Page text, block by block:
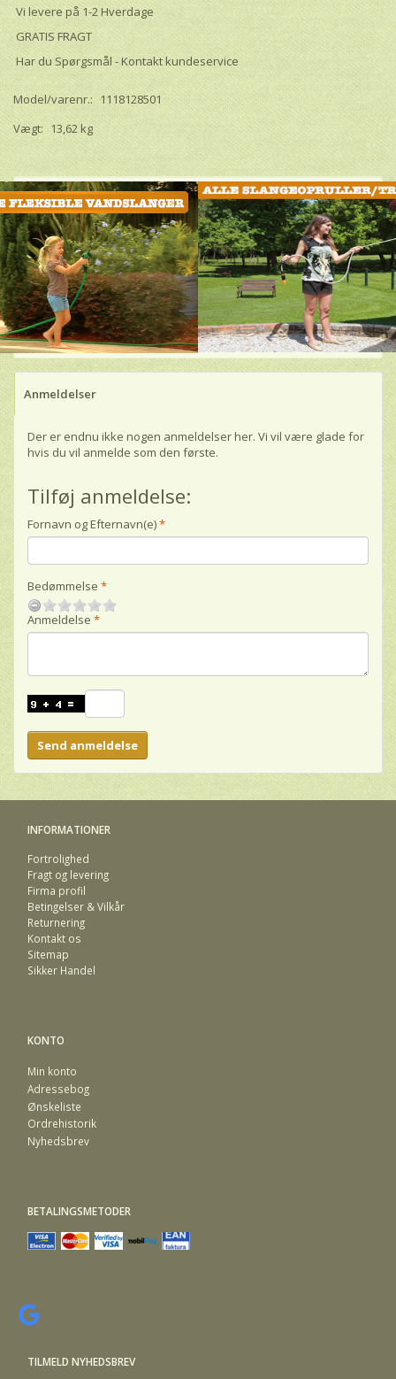
Vi levere på 1-2 Hverdage
GRATIS FRAGT
Har du Spørgsmål - Kontakt kundeservice
Model/varenr.: 1118128501
Vægt: 13,62 kg
Anmeldelser
Der er endnu ikke nogen anmeldelser her. Vi vil være glade for
hvis du vil anmelde som den første.
Tilføj anmeldelse:
Fornavn og Efternavn(e)
Bedømmelse
Anmeldelse
Send anmeldelse
INFORMATIONER
Fortrolighed
Fragt og levering
Firma profil
Betingelser & Vilkår
Returnering
Kontakt os
Sitemap
Sikker Handel
KONTO
Min konto
Adressebog
Ønskeliste
Ordrehistorik
Nyhedsbrev
BETALINGSMETODER
TILMELD NYHEDSBREV